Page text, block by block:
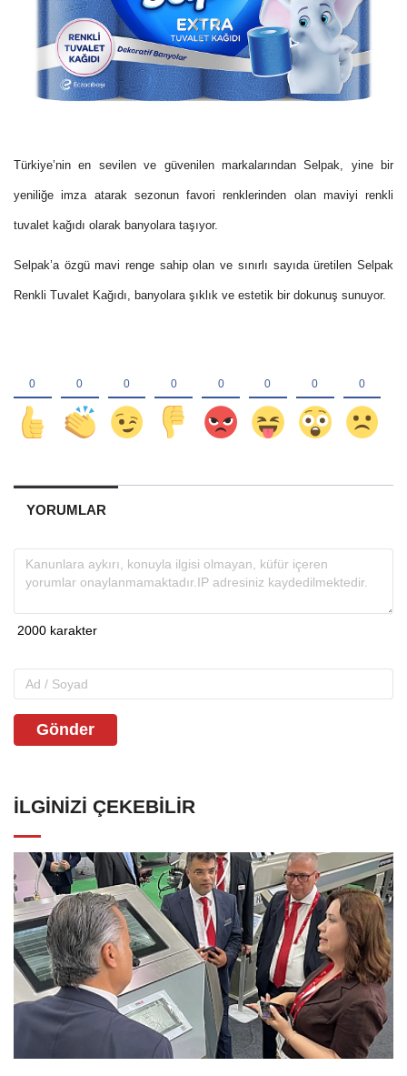
Türkiye’nin en sevilen ve güvenilen markalarından Selpak, yine bir
yeniliğe imza atarak sezonun favori renklerinden olan maviyi renkli
tuvalet kağıdı olarak banyolara taşıyor.
Selpak’a özgü mavi renge sahip olan ve sınırlı sayıda üretilen Selpak
Renkli Tuvalet Kağıdı, banyolara şıklık ve estetik bir dokunuş sunuyor.
YORUMLAR
Gönder
İLGINIZI ÇEKEBILIR